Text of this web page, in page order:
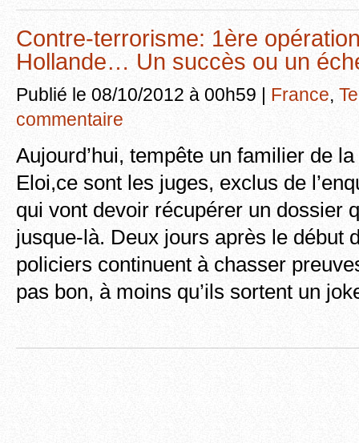
Contre-terrorisme: 1ère
Hollande… Un succès ou un
Publié le 08/10/2012 à 00h59 | France,
commentaire
Aujourd’hui, tempête un familier de
Eloi,ce sont les juges, exclus de
qui vont devoir récupérer un dossier
jusque-là. Deux jours après le début
policiers continuent à chasser
pas bon, à moins qu’ils sortent un